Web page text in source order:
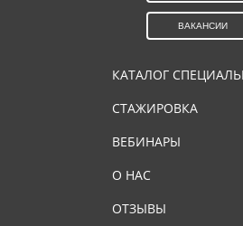
КАТАЛОГ
СТАЖИРОВКА
ВЕБИНАРЫ
О НАС
ОТЗЫВЫ
ВАКАНСИИ